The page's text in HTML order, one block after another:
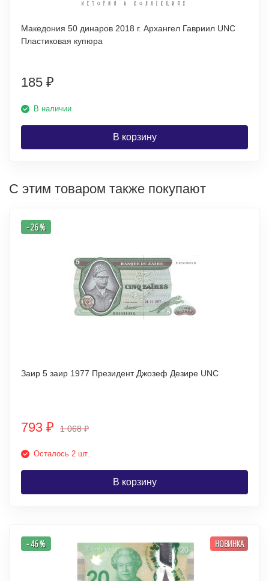
Македония 50 динаров 2018 г. Архангел Гавриил UNC
Пластиковая купюра
185 ₽
В наличии
В корзину
С этим товаром также покупают
- 26 %
Заир 5 заир 1977 Президент Джозеф Дезире UNC
793 ₽ 1 068₽
Осталось 2 шт.
В корзину
- 46 % НОВИНКА